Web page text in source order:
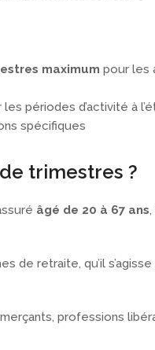
maximum pour les
périodes d’activité à
spécifiques
trimestres ?
âgé de 20 à 67 ans
de retraite, qu’il s’agisse
professions